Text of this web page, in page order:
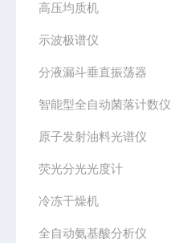
高压均质机
示波极谱仪
分液漏斗垂直振荡器
智能型全自动菌落计数仪
原子发射油料光谱仪
荧光分光光度计
冷冻干燥机
全自动氨基酸分析仪